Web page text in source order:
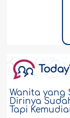
Apa
`alaihi
—pernah
"Wahai
adalah
Wanita yang
Dirinya
Tapi